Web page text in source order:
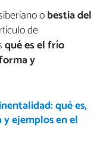
obestia del
de
qué es el frío
y
qué es,
ejemplos en el